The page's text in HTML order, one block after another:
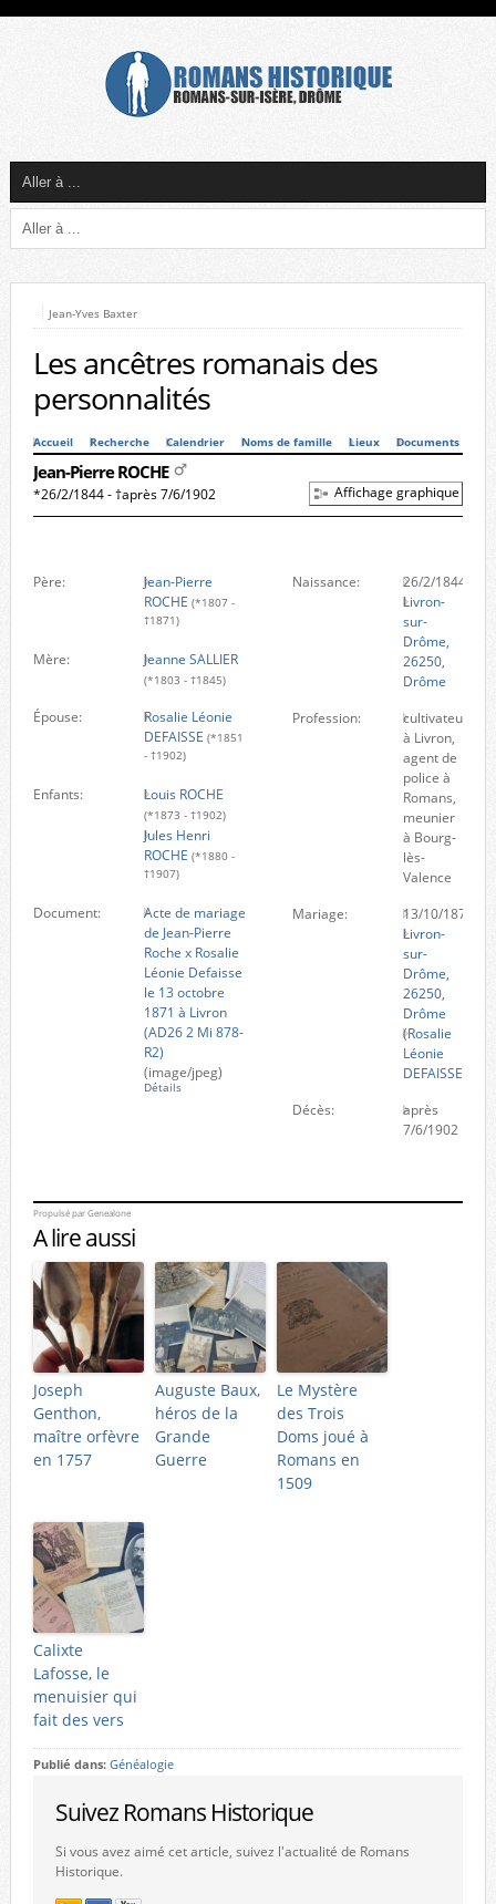
Jean-Yves Baxter
Les ancêtres romanais des
personnalités
Accueil Recherche Calendrier Noms de famille Lieux Documents
Jean-Pierre ROCHE
*26/2/1844 - †après 7/6/1902 Affichage graphique
Père:
Jean-Pierre
ROCHE (*1807 -
†1871)
Mère:
Jeanne SALLIER
(*1803 - †1845)
Épouse:
Rosalie Léonie
DEFAISSE (*1851
- †1902)
Enfants:
Louis ROCHE
(*1873 - †1902)
Jules Henri
ROCHE (*1880 -
†1907)
Document:
Acte de mariage
de Jean-Pierre
Roche x Rosalie
Léonie Defaisse
le 13 octobre
1871 à Livron
(AD26 2 Mi 878-
R2)
(image/jpeg)
Détails
Naissance:
26/2/1844
Livron-
sur-
Drôme,
26250,
Drôme
Profession:
cultivateur
à Livron,
agent de
police à
Romans,
meunier
à Bourg-
lès-
Valence
Mariage:
13/10/1871
Livron-
sur-
Drôme,
26250,
Drôme
(Rosalie
Léonie
DEFAISSE
Décès:
après
7/6/1902
Propulsé par Genealone
A lire aussi
Joseph
Genthon,
maître orfèvre
en 1757
Auguste Baux,
héros de la
Grande
Guerre
Le Mystère
des Trois
Doms joué à
Romans en
1509
Calixte
Lafosse, le
menuisier qui
fait des vers
Publié dans: Généalogie
Suivez Romans Historique
Si vous avez aimé cet article, suivez l'actualité de Romans
Historique.